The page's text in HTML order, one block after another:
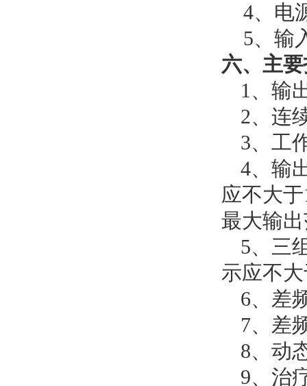
4、电
5、输
六、主
1、输
2、连
3、工
4、输
应不大于
最大输
5、三
示应不大
6、差
7、差
8、动
9、 治